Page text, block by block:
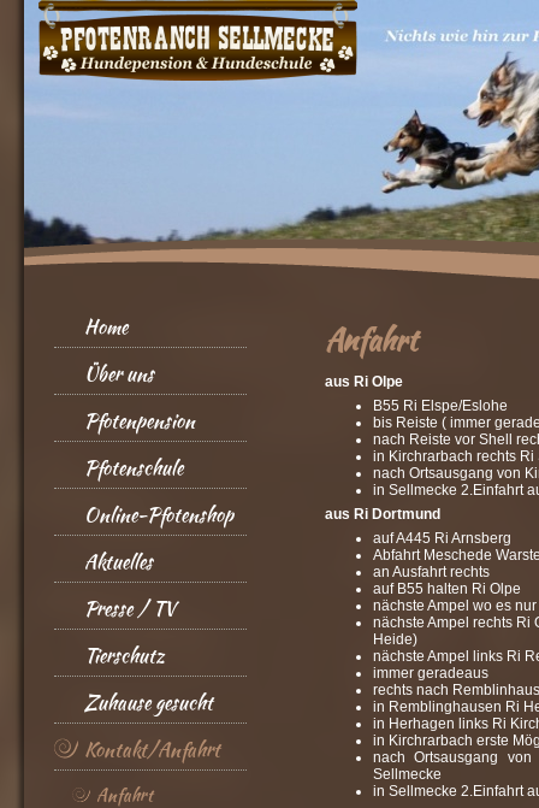
Home
Über uns
Pfotenpension
Pfotenschule
Online-Pfotenshop
Aktuelles
Presse / TV
Tierschutz
Zuhause gesucht
Kontakt/Anfahrt
Anfahrt
Anfahrt
aus Ri Olpe
B55 Ri Elspe/Eslohe
bis Reiste ( immer
nach Reiste vor Shell
in Kirchrarbach rechts Ri
nach Ortsausgang von
in Sellmecke 2.Einfahrt
aus Ri Dortmund
auf A445 Ri Arnsberg
Abfahrt Meschede
an Ausfahrt rechts
auf B55 halten Ri Olpe
nächste Ampel wo es
nächste Ampel rechts Ri
Heide)
nächste Ampel links Ri
immer geradeaus
rechts nach
in Remblinghausen Ri
in Herhagen links Ri
in Kirchrarbach erste
nach Ortsausgang
Sellmecke
in Sellmecke 2.Einfahrt